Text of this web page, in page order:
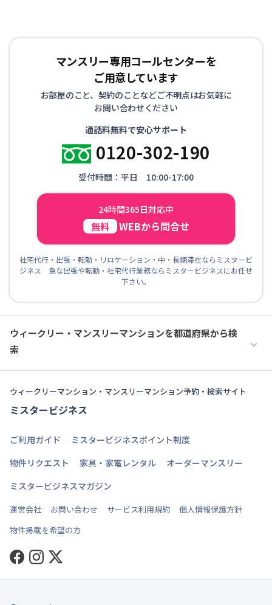
マンスリー専用コールセンターを
ご用意しています
お部屋のこと、契約のことなどご不明点はお気軽に
お問い合わせください
通話料無料で安心サポート
0120-302-190
受付時間：平日 10:00-17:00
24時間365日対応中
無料 WEBから問合せ
社宅代行・出張・転勤・リロケーション・中・長期滞在ならミスタービ
ジネス 急な出張や転勤・社宅代行業務ならミスタービジネスにお任せ
下さい。
ウィークリー・マンスリーマンションを都道府県から検
索
ウィークリーマンション・マンスリーマンション予約・検索サイト
ミスタービジネス
ご利用ガイド
ミスタービジネスポイント制度
物件リクエスト
家具・家電レンタル
オーダーマンスリー
ミスタービジネスマガジン
運営会社 お問い合わせ サービス利用規約
個人情報保護方針
物件掲載を希望の方
Facebook
Instagram
Twitter